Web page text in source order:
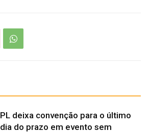
PL deixa convenção para o último
dia do prazo em evento sem